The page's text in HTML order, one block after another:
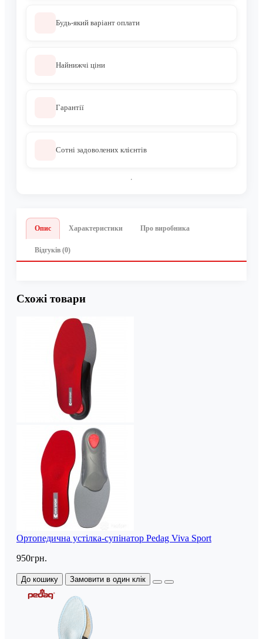
Будь-який варіант оплати
Найнижчі ціни
Гарантії
Сотні задоволених клієнтів
Опис Характеристики Про виробника
Відгуків (0)
Схожі товари
Ортопедична устілка-супінатор Pedag Viva Sport
950грн.
До кошику Замовити в один клік